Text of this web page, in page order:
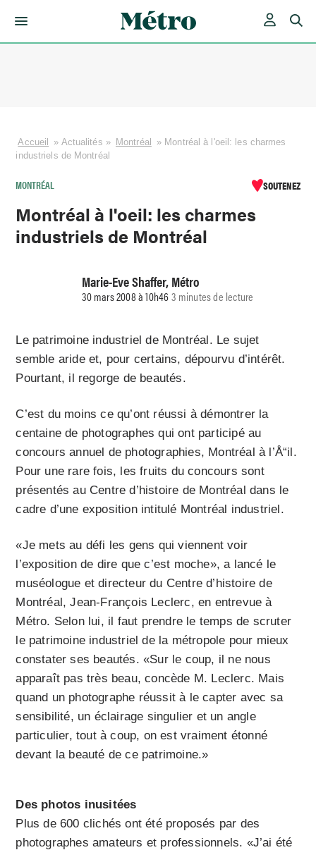
Accueil » Actualités » Montréal » Montréal à l'oeil: les charmes
industriels de Montréal
MONTRÉAL SOUTENEZ
Montréal à l'oeil: les charmes
industriels de Montréal
Marie-Eve Shaffer, Métro
30 mars 2008 à 10h463 minutes de lecture
Le patrimoine industriel de Montréal. Le sujet
semble aride et, pour certains, dépourvu d’intérêt.
Pourtant, il regorge de beautés.
C’est du moins ce qu’ont réussi à démontrer la
centaine de photographes qui ont participé au
concours annuel de photographies, Montréal à l’Å“il.
Pour une rare fois, les fruits du concours sont
présentés au Centre d’histoire de Montréal dans le
cadre d’une exposition intitulé Montréal industriel.
«Je mets au défi les gens qui viennent voir
l’exposition de dire que c’est moche», a lancé le
muséologue et directeur du Centre d’histoire de
Montréal, Jean-François Leclerc, en entrevue à
Métro. Selon lui, il faut prendre le temps de scruter
le patrimoine industriel de la métropole pour mieux
constater ses beautés. «Sur le coup, il ne nous
apparaît pas très beau, concède M. Leclerc. Mais
quand un photographe réussit à le capter avec sa
sensibilité, un éclairage singulier et un angle
particulier, tout à coup, on est vraiment étonné
devant la beauté de ce patrimoine.»
Des photos inusitées
Plus de 600 clichés ont été proposés par des
photographes amateurs et professionnels. «J’ai été